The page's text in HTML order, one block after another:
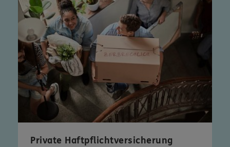
Private Haftpflichtversicherung